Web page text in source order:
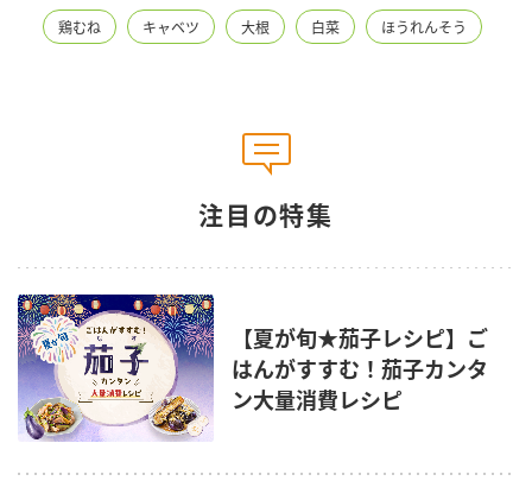
鶏むね キャベツ 大根 白菜 ほうれんそう
注目の特集
【夏が旬★茄子レシピ】ご
はんがすすむ！茄子カンタ
ン大量消費レシピ